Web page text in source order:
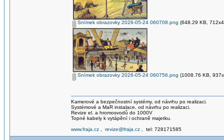
Snímek obrazovky 2026-05-24 060708.png (648.29 KB,
Snímek obrazovky 2026-05-24 060756.png (1008.76 KB,
Kamerové a bezpečnostní systémy, od návrhu po realizaci.
Systémové a MaR instalace, od návrhu po realizaci.
Revize el. a hromosvodů do 1000V
Topné kabely k vytápění i ochraně majetku.
www.fraja.cz
revize@fraja.cz , tel: 728171585